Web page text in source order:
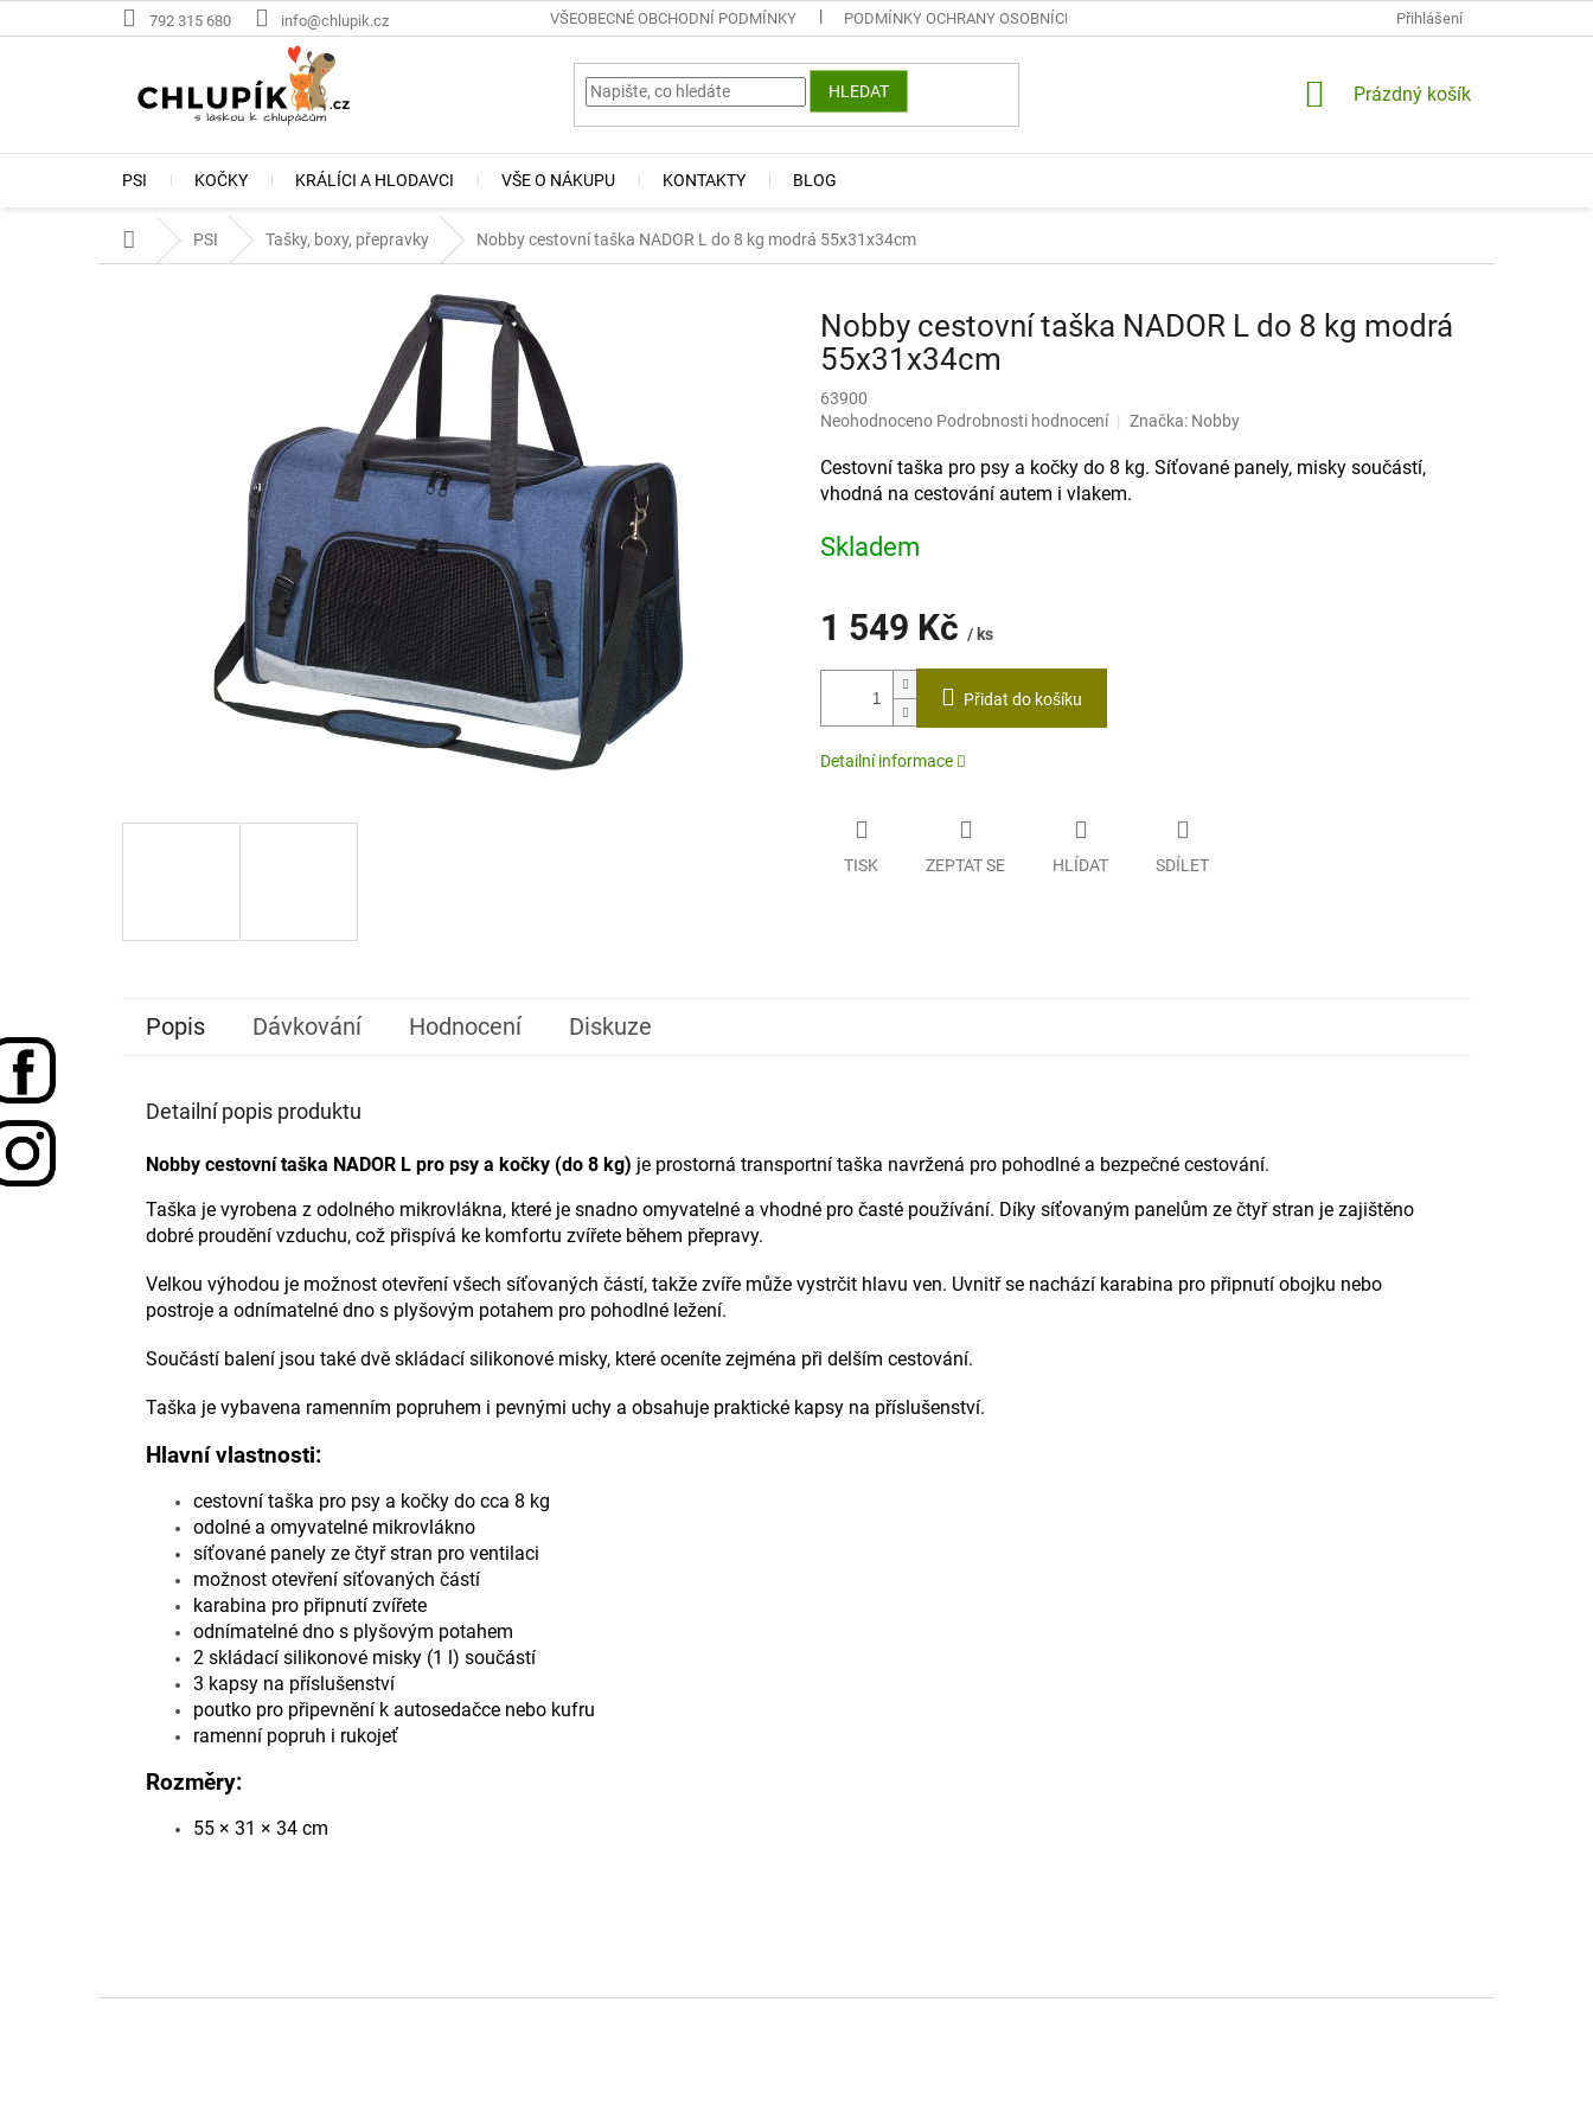
na
792 315 680 info@chlupik.cz VŠEOBECNÉ OBCHODNÍ PODMÍNKY PODMÍNKY OCHRANY OSOBNÍCH ÚDAJŮ DOPRAVA A PLATBY
Přihlášení
HLEDAT
NÁKUPNÍ
Prázdný košík
PSI KOČKY KRÁLÍCI A HLODAVCI VŠE O NÁKUPU KONTAKTY BLOG
Domů PSI Tašky, boxy, přepravky Nobby cestovní taška NADOR L do 8 kg modrá 55x31x34cm
Nobby cestovní taška NADOR L do 8 kg modrá
55x31x34cm
63900
Průměrné
produktu
je
z
5
Neohodnoceno Podrobnosti hodnocení Značka: Nobby
Cestovní taška pro psy a kočky do 8 kg. Síťované panely, misky součástí,
vhodná na cestování autem i vlakem.
Skladem
1 549 Kč / ks
Měrná
Přidat do košíku
Detailní informace
TISK ZEPTAT SE HLÍDAT SDÍLET
Popis Dávkování Hodnocení Diskuze
Detailní popis produktu
Nobby cestovní taška NADOR L pro psy a kočky (do 8 kg) je prostorná transportní taška navržená pro pohodlné a bezpečné cestování.
Taška je vyrobena z odolného mikrovlákna, které je snadno omyvatelné a vhodné pro časté používání. Díky síťovaným panelům ze čtyř stran je zajištěno
dobré proudění vzduchu, což přispívá ke komfortu zvířete během přepravy.
Velkou výhodou je možnost otevření všech síťovaných částí, takže zvíře může vystrčit hlavu ven. Uvnitř se nachází karabina pro připnutí obojku nebo
postroje a odnímatelné dno s plyšovým potahem pro pohodlné ležení.
Součástí balení jsou také dvě skládací silikonové misky, které oceníte zejména při delším cestování.
Taška je vybavena ramenním popruhem i pevnými uchy a obsahuje praktické kapsy na příslušenství.
Hlavní vlastnosti:
cestovní taška pro psy a kočky do cca 8 kg
odolné a omyvatelné mikrovlákno
síťované panely ze čtyř stran pro ventilaci
možnost otevření síťovaných částí
karabina pro připnutí zvířete
odnímatelné dno s plyšovým potahem
2 skládací silikonové misky (1 l) součástí
3 kapsy na příslušenství
poutko pro připevnění k autosedačce nebo kufru
ramenní popruh i rukojeť
Rozměry:
55 × 31 × 34 cm